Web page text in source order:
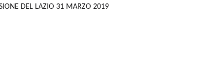
DEL LAZIO 31 MARZO 2019